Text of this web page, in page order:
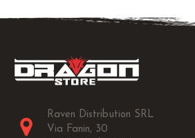
Raven Distribution SRL
Via Fanin, 30